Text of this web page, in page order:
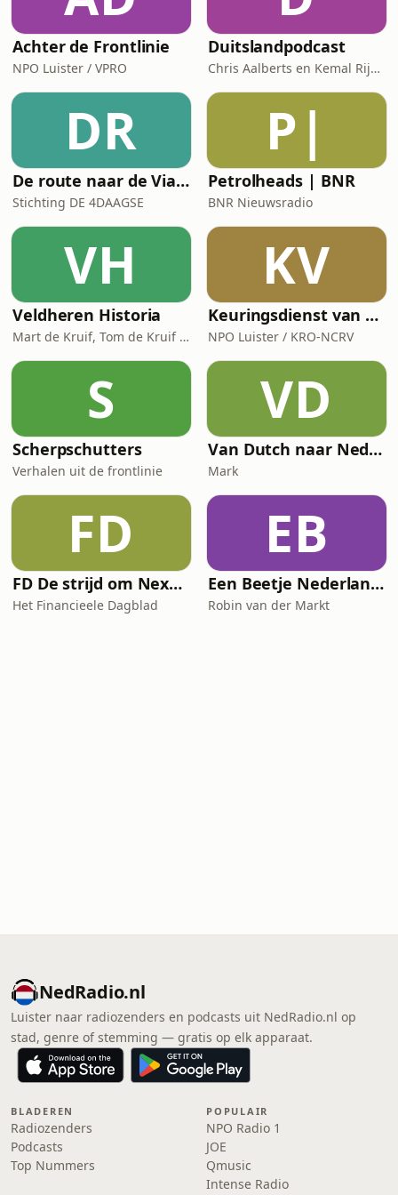
Achter de Frontlinie
NPO Luister / VPRO
Duitslandpodcast
Chris Aalberts en Kemal Rijken
DR
De route naar de Via Gladiola: de officiële podcast van de 4Daagse
Stichting DE 4DAAGSE
P|
Petrolheads | BNR
BNR Nieuwsradio
VH
Veldheren Historia
Mart de Kruif, Tom de Kruif / National Geographic Historia, Corti Media
KV
Keuringsdienst van Waarde
NPO Luister / KRO-NCRV
S
Scherpschutters
Verhalen uit de frontlinie
VD
Van Dutch naar Nederlands
Mark
FD
FD De strijd om Nexperia
Het Financieele Dagblad
EB
Een Beetje Nederlands
Robin van der Markt
NedRadio.nl
Luister naar radiozenders en podcasts uit NedRadio.nl op
stad, genre of stemming — gratis op elk apparaat.
BLADEREN
Radiozenders
Podcasts
Top Nummers
POPULAIR
NPO Radio 1
JOE
Qmusic
Intense Radio